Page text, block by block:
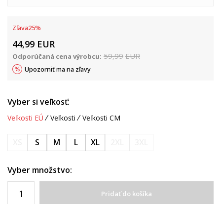
Zľava25%
44,99 EUR
Odporúčaná cena výrobcu: 59,99 EUR
Upozorniť ma na zľavy
Vyber si veľkosť:
Veľkosti EÚ Veľkosti Veľkosti CM
S M L XL
Vyber množstvo:
Pridať do košíka